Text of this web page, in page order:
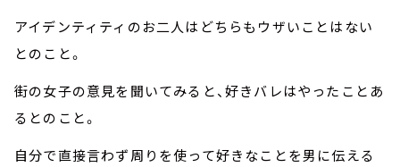
アイデンティティのお二人はどちらもウザいことはない
とのこと。
街の女子の意見を聞いてみると、好きバレはやったことあ
るとのこと。
自分で直接言わず周りを使って好きなことを男に伝える